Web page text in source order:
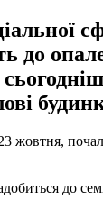
до
жовтня,
до